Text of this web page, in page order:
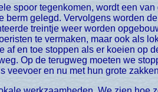
berm gelegd. Vervolgens worden
treintje weer worden
te vermaken, maar ook als
af en toe stoppen als er koeien op
Op de terugweg moeten we
veevoer en nu met hun grote